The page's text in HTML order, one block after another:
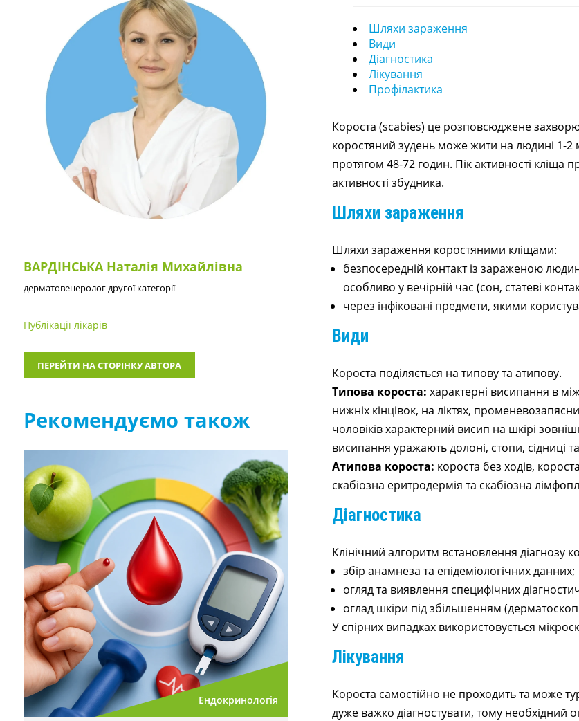
ВАРДІНСЬКА Наталія Михайлівна
дерматовенеролог другої категорії
Публікації лікарів
ПЕРЕЙТИ НА СТОРІНКУ АВТОРА
Рекомендуємо також
Ендокринологія
Шляхи зараження
Види
Діагностика
Лікування
Профілактика
Короста (scabies) це розповсюджене
коростяний зудень може жити на людині 1-2
протягом 48-72 годин. Пік активності
активності збудника.
Шляхи зараження
Шляхи зараження коростяними кліщами:
безпосередній контакт із зараженою
особливо у вечірній час (сон, статеві
через інфіковані предмети, якими
Види
Короста поділяється на типову та атипову.
Типова короста: характерні висипання в
нижніх кінцівок, на ліктях,
чоловіків характерний висип на шкірі
висипання уражають долоні, стопи, сідниці
Атипова короста: короста без ходів,
скабіозна еритродермія та скабіозна
Діагностика
Клінічний алгоритм встановлення діагнозу
збір анамнеза та епідеміологічних данних;
огляд та виявлення специфічних
оглад шкіри під збільшенням
У спірних випадках використовується
Лікування
Короста самостійно не проходить та може
дуже важко діагностувати, тому необхідний